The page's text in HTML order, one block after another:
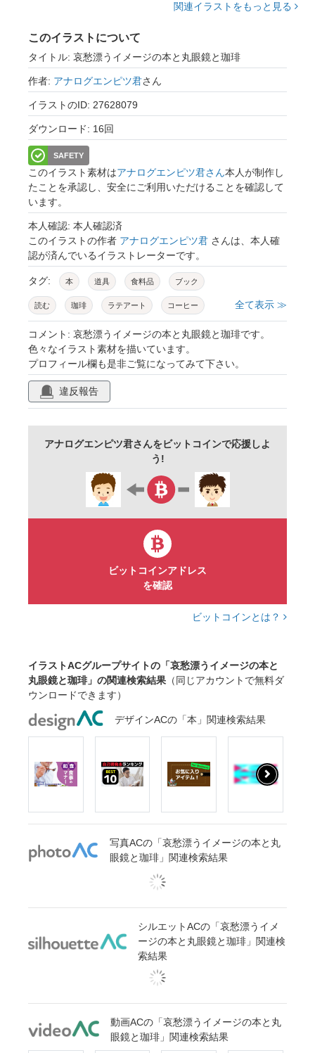
関連イラストをもっと見る
このイラストについて
タイトル: 哀愁漂うイメージの本と丸眼鏡と珈琲
作者: アナログエンピツ君さん
イラストのID: 27628079
ダウンロード: 16回
SAFETY
このイラスト素材はアナログエンピツ君さん本人が制作し
たことを承認し、安全にご利用いただけることを確認して
います。
本人確認: 本人確認済
このイラストの作者 アナログエンピツ君 さんは、本人確
認が済んでいるイラストレーターです。
タグ: 本 道具 食料品 ブック
読む 珈琲 ラテアート コーヒー
飲み物 古めかしい 休憩 眼鏡
読書 手描き 書籍 丸眼鏡
お洒落 ノスタルジー ノスタルジック
生活 アイコン
全て表示 ≫
コメント: 哀愁漂うイメージの本と丸眼鏡と珈琲です。
色々なイラスト素材を描いています。
プロフィール欄も是非ご覧になってみて下さい。
違反報告
アナログエンピツ君さんをビットコインで応援しよ
う!
ビットコインアドレス
を確認
ビットコインとは？
イラストACグループサイトの「哀愁漂うイメージの本と
丸眼鏡と珈琲」の関連検索結果 （同じアカウントで無料ダ
ウンロードできます）
デザインACの「本」関連検索結果
写真ACの「哀愁漂うイメージの本と丸
眼鏡と珈琲」関連検索結果
シルエットACの「哀愁漂うイメ
ージの本と丸眼鏡と珈琲」関連検
索結果
動画ACの「哀愁漂うイメージの本と丸
眼鏡と珈琲」関連検索結果